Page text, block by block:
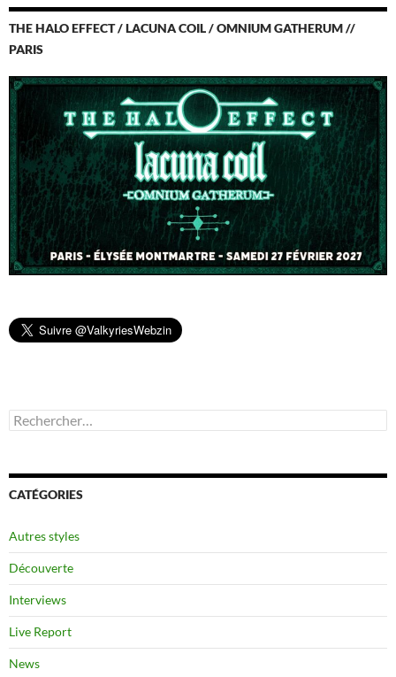
THE HALO EFFECT / LACUNA COIL / OMNIUM GATHERUM //
PARIS
Rechercher :
CATÉGORIES
Autres styles
Découverte
Interviews
Live Report
News